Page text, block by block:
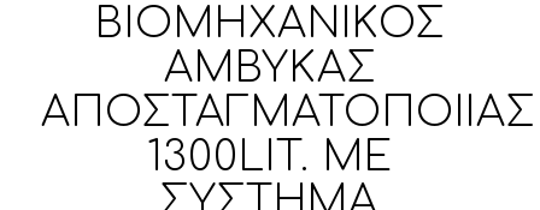
ΒΙΟΜΗΧΑΝΙΚΟΣ
ΑΜΒΥΚΑΣ
ΑΠΟΣΤΑΓΜΑΤΟΠΟΙΙΑΣ
1300LIT. ΜΕ